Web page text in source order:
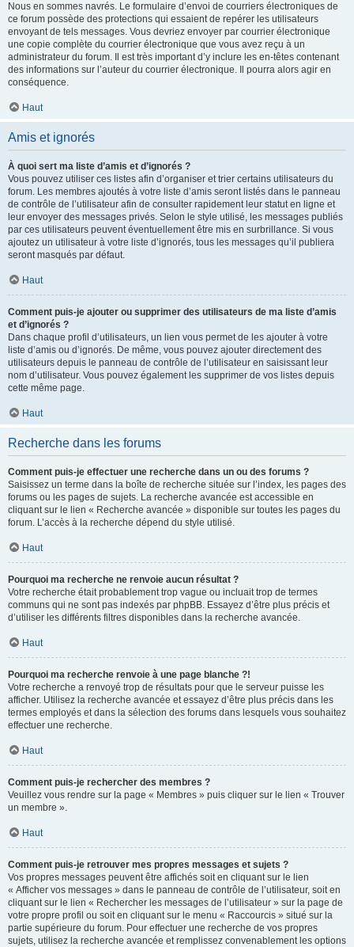
Nous en sommes navrés. Le formulaire d’envoi de courriers électroniques de
ce forum possède des protections qui essaient de repérer les utilisateurs
envoyant de tels messages. Vous devriez envoyer par courrier électronique
une copie complète du courrier électronique que vous avez reçu à un
administrateur du forum. Il est très important d’y inclure les en-têtes contenant
des informations sur l’auteur du courrier électronique. Il pourra alors agir en
conséquence.
Haut
Amis et ignorés
À quoi sert ma liste d’amis et d’ignorés ?
Vous pouvez utiliser ces listes afin d’organiser et trier certains utilisateurs du
forum. Les membres ajoutés à votre liste d’amis seront listés dans le panneau
de contrôle de l’utilisateur afin de consulter rapidement leur statut en ligne et
leur envoyer des messages privés. Selon le style utilisé, les messages publiés
par ces utilisateurs peuvent éventuellement être mis en surbrillance. Si vous
ajoutez un utilisateur à votre liste d’ignorés, tous les messages qu’il publiera
seront masqués par défaut.
Haut
Comment puis-je ajouter ou supprimer des utilisateurs de ma liste d’amis
et d’ignorés ?
Dans chaque profil d’utilisateurs, un lien vous permet de les ajouter à votre
liste d’amis ou d’ignorés. De même, vous pouvez ajouter directement des
utilisateurs depuis le panneau de contrôle de l’utilisateur en saisissant leur
nom d’utilisateur. Vous pouvez également les supprimer de vos listes depuis
cette même page.
Haut
Recherche dans les forums
Comment puis-je effectuer une recherche dans un ou des forums ?
Saisissez un terme dans la boîte de recherche située sur l’index, les pages des
forums ou les pages de sujets. La recherche avancée est accessible en
cliquant sur le lien « Recherche avancée » disponible sur toutes les pages du
forum. L’accès à la recherche dépend du style utilisé.
Haut
Pourquoi ma recherche ne renvoie aucun résultat ?
Votre recherche était probablement trop vague ou incluait trop de termes
communs qui ne sont pas indexés par phpBB. Essayez d’être plus précis et
d’utiliser les différents filtres disponibles dans la recherche avancée.
Haut
Pourquoi ma recherche renvoie à une page blanche ?!
Votre recherche a renvoyé trop de résultats pour que le serveur puisse les
afficher. Utilisez la recherche avancée et essayez d’être plus précis dans les
termes employés et dans la sélection des forums dans lesquels vous souhaitez
effectuer une recherche.
Haut
Comment puis-je rechercher des membres ?
Veuillez vous rendre sur la page « Membres » puis cliquer sur le lien « Trouver
un membre ».
Haut
Comment puis-je retrouver mes propres messages et sujets ?
Vos propres messages peuvent être affichés soit en cliquant sur le lien
« Afficher vos messages » dans le panneau de contrôle de l’utilisateur, soit en
cliquant sur le lien « Rechercher les messages de l’utilisateur » sur la page de
votre propre profil ou soit en cliquant sur le menu « Raccourcis » situé sur la
partie supérieure du forum. Pour effectuer une recherche de vos propres
sujets, utilisez la recherche avancée et remplissez convenablement les options